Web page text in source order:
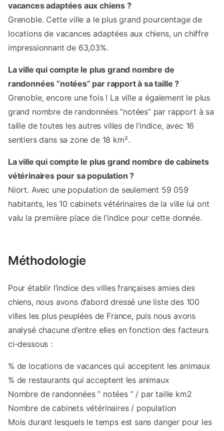
vacances adaptées aux chiens ?
Grenoble. Cette ville a le plus grand pourcentage de
locations de vacances adaptées aux chiens, un chiffre
impressionnant de 63,03%.
La ville qui compte le plus grand nombre de
randonnées “notées” par rapport à sa taille ?
Grenoble, encore une fois ! La ville a également le plus
grand nombre de randonnées “notées” par rapport à sa
taille de toutes les autres villes de l’indice, avec 16
sentiers dans sa zone de 18 km².
La ville qui compte le plus grand nombre de cabinets
vétérinaires pour sa population ?
Niort. Avec une population de seulement 59 059
habitants, les 10 cabinets vétérinaires de la ville lui ont
valu la première place de l’indice pour cette donnée.
Méthodologie
Pour établir l’indice des villes françaises amies des
chiens, nous avons d’abord dressé une liste des 100
villes les plus peuplées de France, puis nous avons
analysé chacune d’entre elles en fonction des facteurs
ci-dessous :
% de locations de vacances qui acceptent les animaux
% de restaurants qui acceptent les animaux
Nombre de randonnées ” notées ” / par taille km2
Nombre de cabinets vétérinaires / population
Mois durant lesquels le temps est sans danger pour les